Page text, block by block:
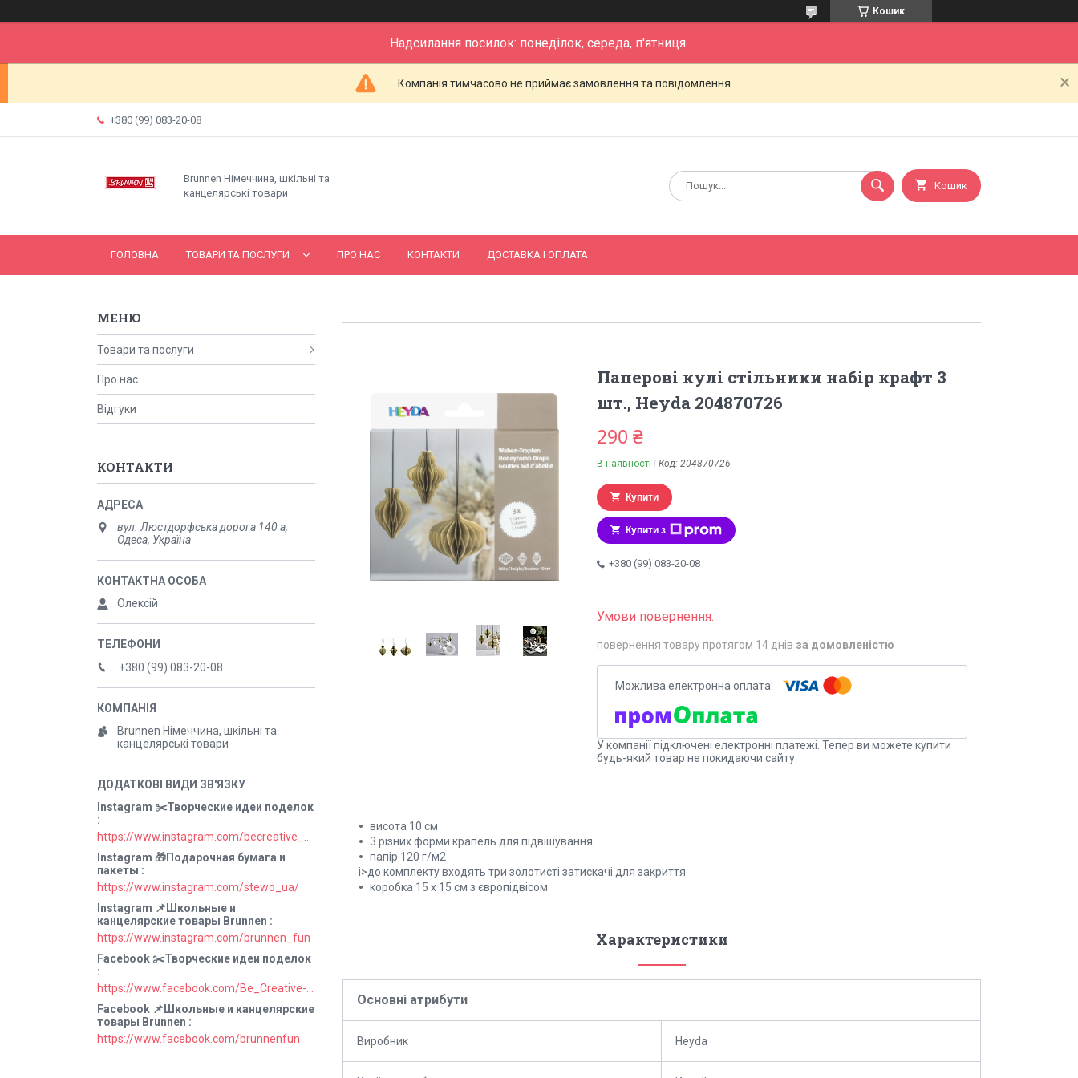
Кошик
Надсилання посилок: понеділок, середа, п'ятниця.
Компанія тимчасово не приймає замовлення та повідомлення.
+380 (99) 083-20-08
Brunnen Німеччина, шкільні та
канцелярські товари
Кошик
ГОЛОВНА ТОВАРИ ТА ПОСЛУГИ ПРО НАС КОНТАКТИ ДОСТАВКА І ОПЛАТА
Паперові кулі стільники набір крафт 3
шт., Heyda 204870726
290 ₴
В наявності Код: 204870726
Купити
Купити з
+380 (99) 083-20-08
повернення товару протягом 14 днів за домовленістю
У компанії підключені електронні платежі. Тепер ви можете купити
будь-який товар не покидаючи сайту.
висота 10 см
3 різних форми крапель для підвішування
папір 120 г/м2
i>до комплекту входять три золотисті затискачі для закриття
коробка 15 х 15 см з європідвісом
Характеристики
Основні атрибути
Виробник Heyda
Товари та послуги
Про нас
Відгуки
КОНТАКТИ
вул. Люстдорфська дорога 140 а,
Одеса, Україна
Олексій
+380 (99) 083-20-08
Brunnen Німеччина, шкільні та
канцелярські товари
Instagram ✂️Творческие идеи поделок
Instagram 🎁Подарочная бумага и
пакеты
https://www.instagram.com/stewo_ua/
Instagram 📌Школьные и
канцелярские товары Brunnen
https://www.instagram.com/brunnen_fun
Facebook ✂️Творческие идеи поделок
Facebook 📌Школьные и канцелярские
товары Brunnen
https://www.facebook.com/brunnenfun